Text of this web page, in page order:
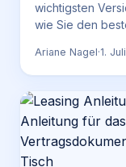
wichtigsten
wie Sie den
Ariane Nagel·1.